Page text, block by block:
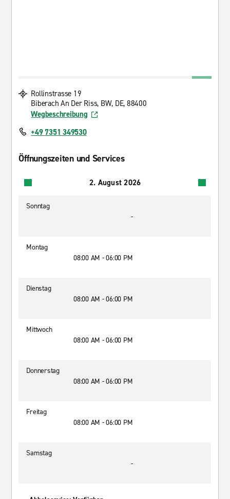
Rollinstrasse 19
Biberach An Der Riss, BW, DE, 88400
Wegbeschreibung
+49 7351 349530
Öffnungszeiten und Services
2. August 2026
Sonntag
-
Montag
08:00 AM - 06:00 PM
Dienstag
08:00 AM - 06:00 PM
Mittwoch
08:00 AM - 06:00 PM
Donnerstag
08:00 AM - 06:00 PM
Freitag
08:00 AM - 06:00 PM
Samstag
-